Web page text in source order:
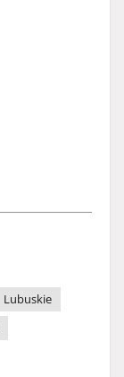
Lubuskie